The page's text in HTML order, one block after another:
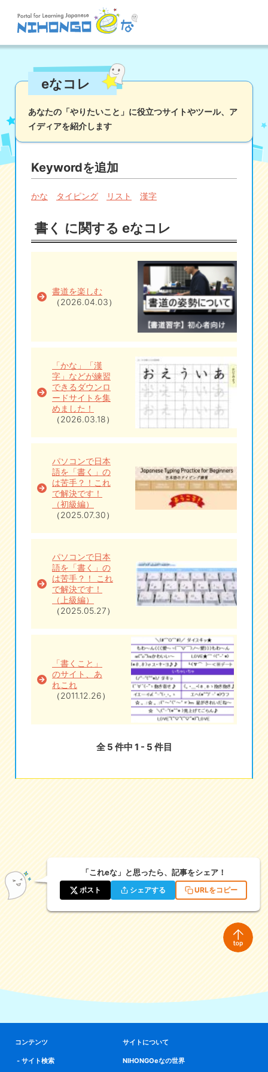
読む 書く 聞く
かな
iOSアプリ検索
eなコレ
eな情報局
eなコレ
あなたの「やりたいこと」に役立つサイトやツール、 ア
イディアを紹介します
Keywordを追加
かな タイピング リスト 漢字
書く に関する eなコレ
書道を楽しむ
（2026.04.03）
「かな」「漢
字」などが練習
できるダウンロ
ードサイトを集
めました！
（2026.03.18）
パソコンで日本
語を「書く」の
は苦手？！これ
で解決です！
（初級編）
（2025.07.30）
パソコンで日本
語を「書く」の
は苦手？！ これ
で解決です！
（上級編）
（2025.05.27）
「書くこと」
のサイト、あ
れこれ
（2011.12.26）
全 5 件中 1 - 5 件目
「これeな」と思ったら、記事をシェア！
ポスト シェアする URLをコピー
コンテンツ
サイト検索
サイトについて
NIHONGOeなの世界